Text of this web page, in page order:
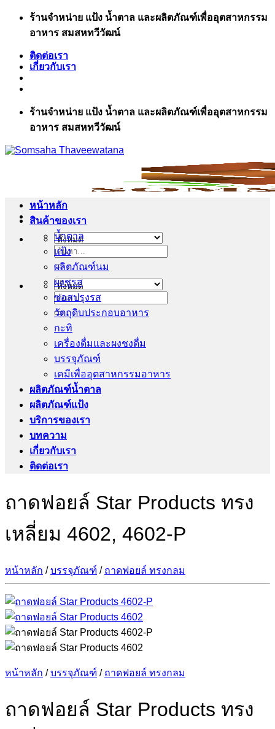
ข้าม
เนื้อหา
ร้านจำหน่าย แป้ง น้ำตาล และผลิตภัณฑ์เพื่ออุตสาหกรรม
อาหาร สมสหทวีวัฒน์
ติดต่อเรา
เกี่ยวกับเรา
ร้านจำหน่าย แป้ง น้ำตาล และผลิตภัณฑ์เพื่ออุตสาหกรรม
อาหาร สมสหทวีวัฒน์
ค้นหา:
ค้นหา:
หน้าหลัก
สินค้าของเรา
น้ำตาล
แป้ง
ผลิตภัณฑ์นม
ผงชูรส
ซอสปรุงรส
วัตถุดิบประกอบอาหาร
กะทิ
เครื่องดื่มและผงชงดื่ม
บรรจุภัณฑ์
เคมีเพื่ออุตสาหกรรมอาหาร
ผลิตภัณฑ์น้ำตาล
ผลิตภัณฑ์แป้ง
บริการของเรา
บทความ
เกี่ยวกับเรา
ติดต่อเรา
ถาดฟอยล์ Star Products ทรง
เหลี่ยม 4602, 4602-P
หน้าหลัก / บรรจุภัณฑ์ / ถาดฟอยล์ ทรงกลม
หน้าหลัก / บรรจุภัณฑ์ / ถาดฟอยล์ ทรงกลม
ถาดฟอยล์ Star Products ทรง